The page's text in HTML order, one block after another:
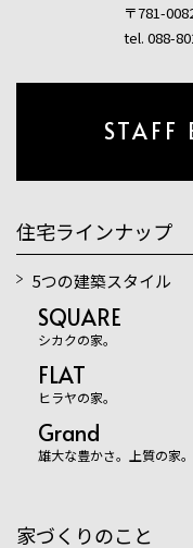
〒781-
tel. 088-
STAFF
住宅ラインナップ
5つの建築スタイル
SQUARE
シカクの家。
FLAT
ヒラヤの家。
Grand
雄大な豊かさ。上質の家。
家づくりのこと